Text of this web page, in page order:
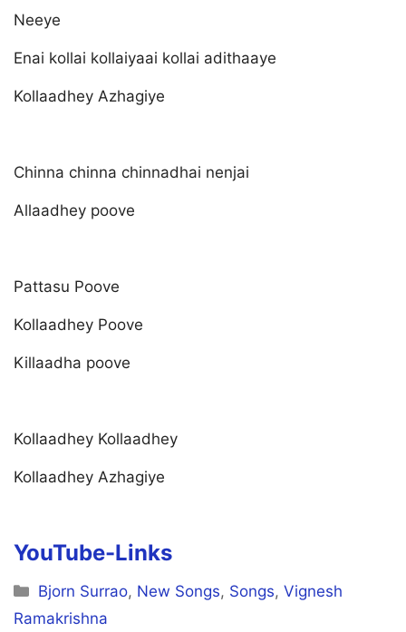
Neeye
Enai kollai kollaiyaai kollai adithaaye
Kollaadhey Azhagiye
Chinna chinna chinnadhai nenjai
Allaadhey poove
Pattasu Poove
Kollaadhey Poove
Killaadha poove
Kollaadhey Kollaadhey
Kollaadhey Azhagiye
YouTube-Links
Categories
Bjorn Surrao, New Songs, Songs,Vignesh
Ramakrishna